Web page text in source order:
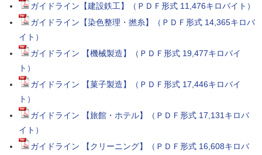
ガイドライン【建設鉄工】（ＰＤＦ形式 11,476キロバイト）
ガイドライン【染色整理・撚糸】（ＰＤＦ形式 14,365キロバ
イト）
ガイドライン 【機械製造】（ＰＤＦ形式 19,477キロバイ
ト）
ガイドライン 【菓子製造】（ＰＤＦ形式 17,446キロバイ
ト）
ガイドライン 【旅館・ホテル】（ＰＤＦ形式 17,131キロバ
イト）
ガイドライン 【クリーニング】（ＰＤＦ形式 16,608キロバ